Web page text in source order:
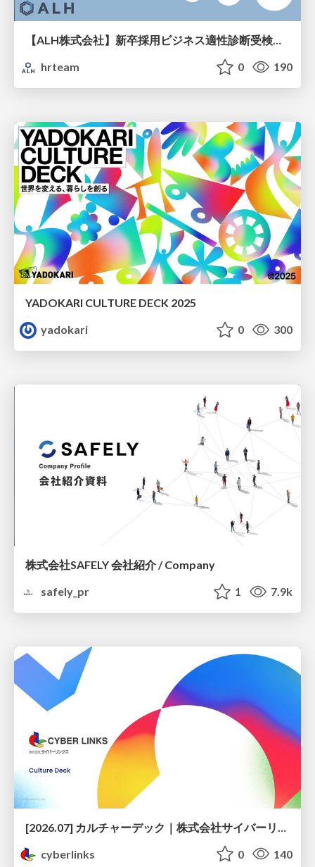
【ALH株式会社】新卒採用ビジネス適性診断受検手引き
hrteam
0 190
YADOKARI CULTURE DECK 2025
yadokari
0 300
株式会社SAFELY 会社紹介 / Company
safely_pr
1 7.9k
cyberlinks
0 140